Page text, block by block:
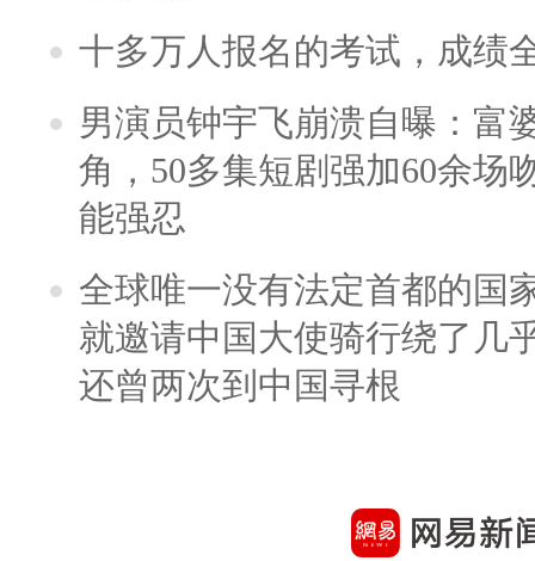
十多万人报名的考试，成绩
男演员钟宇飞崩溃自曝：富
角，50多集短剧强加60余场
能强忍
全球唯一没有法定首都的国
就邀请中国大使骑行绕了几
还曾两次到中国寻根